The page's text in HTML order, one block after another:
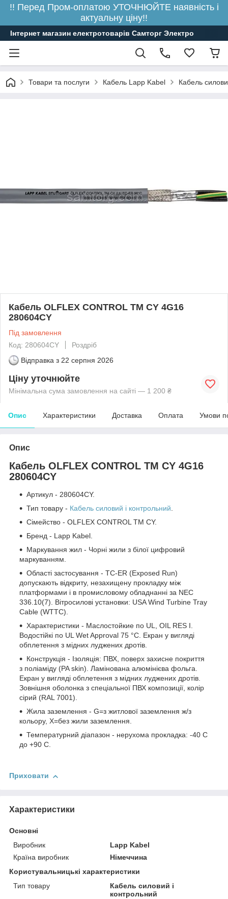
!! Перед Пром-оплатою УТОЧНЮЙТЕ наявність і
актуальну ціну!!
Інтернет магазин електротоварів Самторг Электро
Товари та послуги Кабель Lapp Kabel Кабель
Кабель OLFLEX CONTROL TM CY 4G16
280604CY
Під замовлення
Код: 280604CY
Роздріб
Відправка з 22 серпня 2026
Ціну уточнюйте
Мінімальна сума замовлення на сайті — 1 200 ₴
Опис Характеристики Доставка Оплата Умови
Опис
Кабель OLFLEX CONTROL TM CY 4G16
280604CY
Артикул - 280604CY.
Тип товару - Кабель силовий і контрольний.
Сімейство - OLFLEX CONTROL TM CY.
Бренд - Lapp Kabel.
Маркування жил - Чорні жили з білої цифровий
маркуванням.
Області застосування - TC-ER (Exposed Run)
допускають відкриту, незахищену прокладку між
платформами і в промисловому обладнанні за NEC
336.10(7). Вітросилові установки: USA Wind Turbine Tray
Cable (WTTC).
Характеристики - Маслостойкие по UL, OIL RES I.
Водостійкі по UL Wet Approval 75 °C. Екран у вигляді
обплетення з мідних луджених дротів.
Конструкція - Ізоляція: ПВХ, поверх захисне покриття
з поліаміду (PA skin). Ламінована алюмінієва фольга.
Екран у вигляді обплетення з мідних луджених дротів.
Зовнішня оболонка з спеціальної ПВХ композиції, колір
сірий (RAL 7001).
Жила заземлення - G=з житлової заземлення ж/з
кольору, Х=без жили заземлення.
Температурний діапазон - нерухома прокладка: -40 C
до +90 C.
Приховати
Характеристики
Основні
Виробник
Lapp Kabel
Країна виробник
Німеччина
Користувальницькі характеристики
Тип товару
Кабель силовий і
контрольний